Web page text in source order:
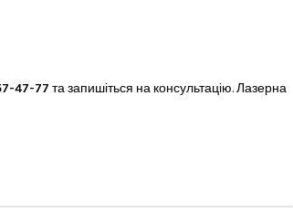
47-77 та запишіться на консультацію. Лазерна